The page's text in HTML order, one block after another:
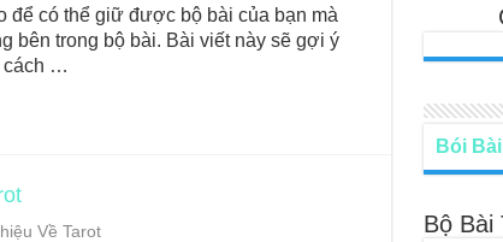
67: The Swan
Coming Together
để có thể giữ được bộ bài của bạn mà
bên trong bộ bài. Bài viết này sẽ gợi ý
cách …
Về Tarot
Bói
Bộ Bài